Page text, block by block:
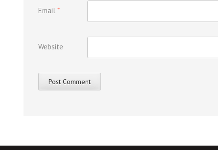
Email *
Website